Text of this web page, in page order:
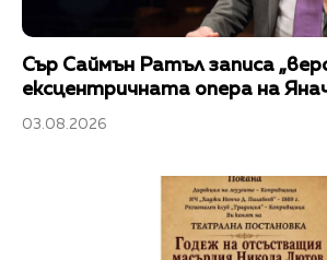
Сър Саймън Ратъл записа
ексцентричната опера на
03.08.2026